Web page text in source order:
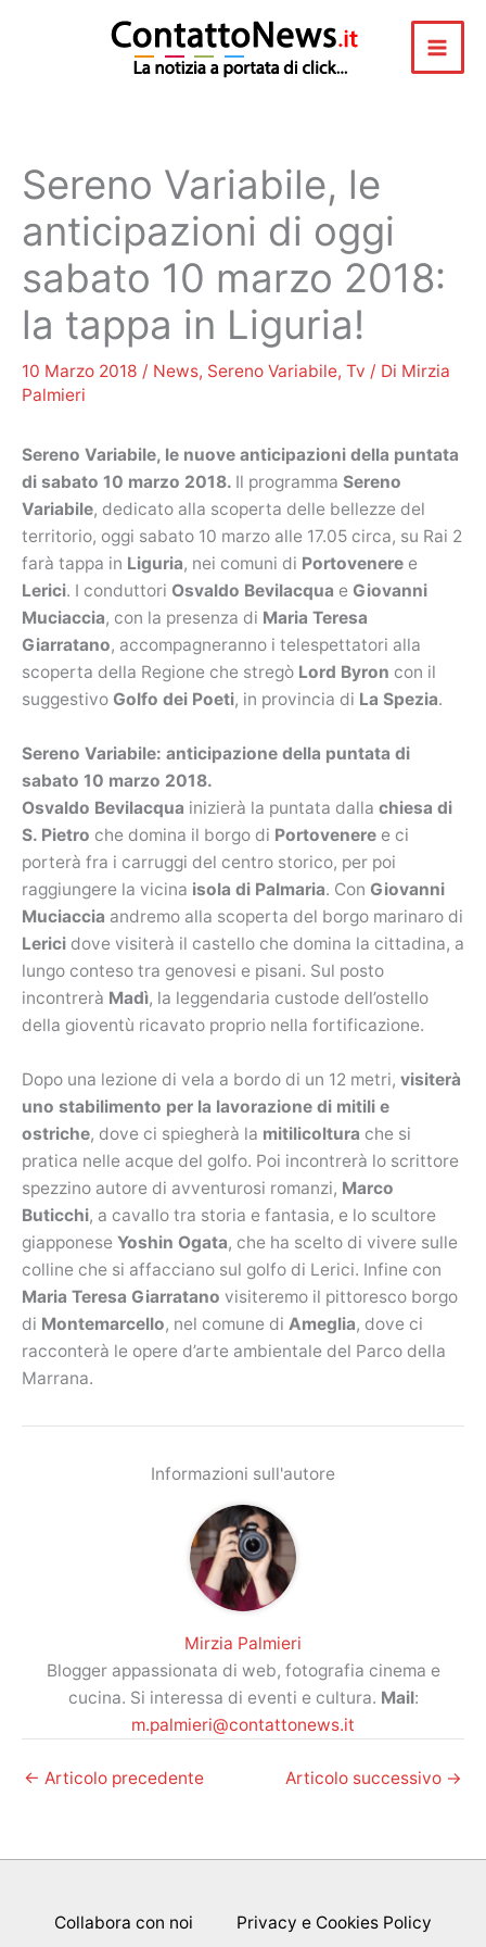
Sereno Variabile, le
anticipazioni di oggi
sabato 10 marzo 2018:
la tappa in Liguria!
10 Marzo 2018 / News, Sereno Variabile, Tv / Di Mirzia
Palmieri
Sereno Variabile, le nuove anticipazioni della puntata
di sabato 10 marzo 2018. Il programma Sereno
Variabile, dedicato alla scoperta delle bellezze del
territorio, oggi sabato 10 marzo alle 17.05 circa, su Rai 2
farà tappa in Liguria, nei comuni di Portovenere e
Lerici. I conduttori Osvaldo Bevilacqua e Giovanni
Muciaccia, con la presenza di Maria Teresa
Giarratano, accompagneranno i telespettatori alla
scoperta della Regione che stregò Lord Byron con il
suggestivo Golfo dei Poeti, in provincia di La Spezia.
Sereno Variabile: anticipazione della puntata di
sabato 10 marzo 2018.
Osvaldo Bevilacqua inizierà la puntata dalla chiesa di
S. Pietro che domina il borgo di Portovenere e ci
porterà fra i carruggi del centro storico, per poi
raggiungere la vicina isola di Palmaria. Con Giovanni
Muciaccia andremo alla scoperta del borgo marinaro di
Lerici dove visiterà il castello che domina la cittadina, a
lungo conteso tra genovesi e pisani. Sul posto
incontrerà Madì, la leggendaria custode dell’ostello
della gioventù ricavato proprio nella fortificazione.
Dopo una lezione di vela a bordo di un 12 metri, visiterà
uno stabilimento per la lavorazione di mitili e
ostriche, dove ci spiegherà la mitilicoltura che si
pratica nelle acque del golfo. Poi incontrerà lo scrittore
spezzino autore di avventurosi romanzi, Marco
Buticchi, a cavallo tra storia e fantasia, e lo scultore
giapponese Yoshin Ogata, che ha scelto di vivere sulle
colline che si affacciano sul golfo di Lerici. Infine con
Maria Teresa Giarratano visiteremo il pittoresco borgo
di Montemarcello, nel comune di Ameglia, dove ci
racconterà le opere d’arte ambientale del Parco della
Marrana.
Informazioni sull'autore
Mirzia Palmieri
Blogger appassionata di web, fotografia cinema e
cucina. Si interessa di eventi e cultura. Mail:
m.palmieri@contattonews.it
← Articolo precedente Articolo successivo →
Collabora con noi Privacy e Cookies Policy